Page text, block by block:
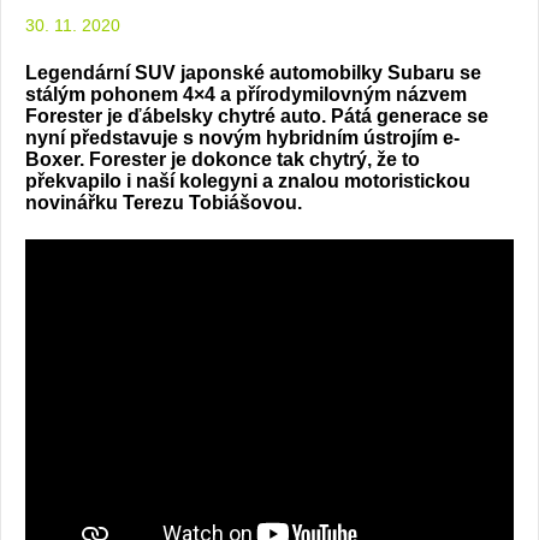
30. 11. 2020
Legendární SUV japonské automobilky Subaru se
stálým pohonem 4×4 a přírodymilovným názvem
Forester je ďábelsky chytré auto. Pátá generace se
nyní představuje s novým hybridním ústrojím e-
Boxer. Forester je dokonce tak chytrý, že to
překvapilo i naší kolegyni a znalou motoristickou
novinářku Terezu Tobiášovou.